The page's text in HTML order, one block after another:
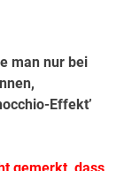
man nur bei
Effekt’